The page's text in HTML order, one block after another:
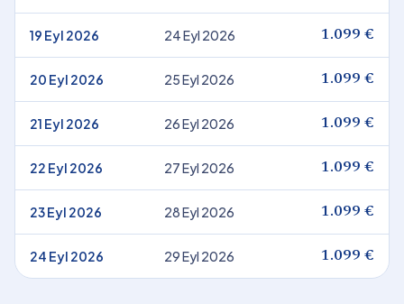
19 Eyl 2026 24 Eyl 2026 1.099 €
20 Eyl 2026 25 Eyl 2026 1.099 €
21 Eyl 2026 26 Eyl 2026 1.099 €
22 Eyl 2026 27 Eyl 2026 1.099 €
23 Eyl 2026 28 Eyl 2026 1.099 €
24 Eyl 2026 29 Eyl 2026 1.099 €